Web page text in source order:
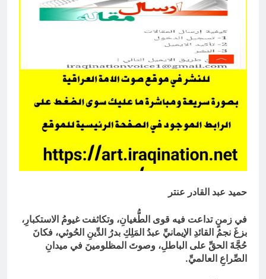
العراق له!
19 ساعة Ago
شعراء العراق الذين بقيت قبورهم في
المنافي.. ووصايا لم تُنفذ
حميد عبد القادر عنتر
في زمنٍ تداعت فيه قوى الطُّغيانِ، وتكاثفت غيومُ الاستكبارِ،
بزغَ نجمُ القائدِ الإيمانيِّ عبدُ المَلِكِ بدرُ الدِّينِ الحُوثي، فكانَ
حُجَّةَ الحقِّ على الباطلِ، وصوتَ المظلومينَ في ميدانِ
الصِّراعِ العالميِّ.